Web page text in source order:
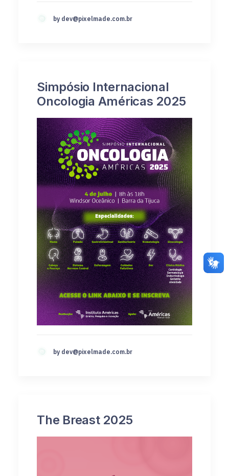
by dev@pixelmade.com.br
Simpósio Internacional
Oncologia Américas 2025
by dev@pixelmade.com.br
The Breast 2025